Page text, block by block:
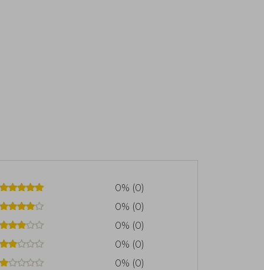
0% (0)
0% (0)
0% (0)
0% (0)
0% (0)